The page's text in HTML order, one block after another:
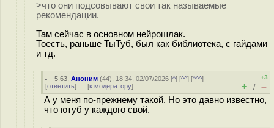
>что они подсовывают свои так называемые
рекомендации.
Там сейчас в основном нейрошлак.
Тоесть, раньше ТыТуб, был как библиотека, с гайдами
и тд.
5.63 ,Аноним (44), 18:34, 02/07/2026 [^] [^^] [^^^]
[ответить] [к модератору]
+3
+ / –
А у меня по-прежнему такой. Но это давно известно,
что ютуб у каждого свой.